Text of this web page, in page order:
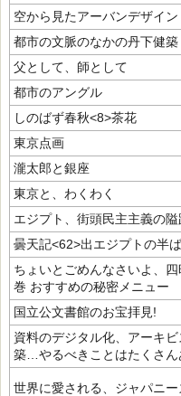
空から見たアーバンデザイン
都市の文脈のなかの丹下健築
父として、師として
都市のアングル
しのばず春秋<8>茶花
東京点画
瀧太郎と銀座
東京と、わくわく
エジプト、街頭民主主義の隘
曇天記<62>出エジプトの半
ちょいとごめんなさいよ、
巻 おすすめの秘密メニュー
国立公文書館のお宝拝見!
資料のデジタル化、アーキ
築…やるべきことはたくさん
世界に愛される、ジャパニ